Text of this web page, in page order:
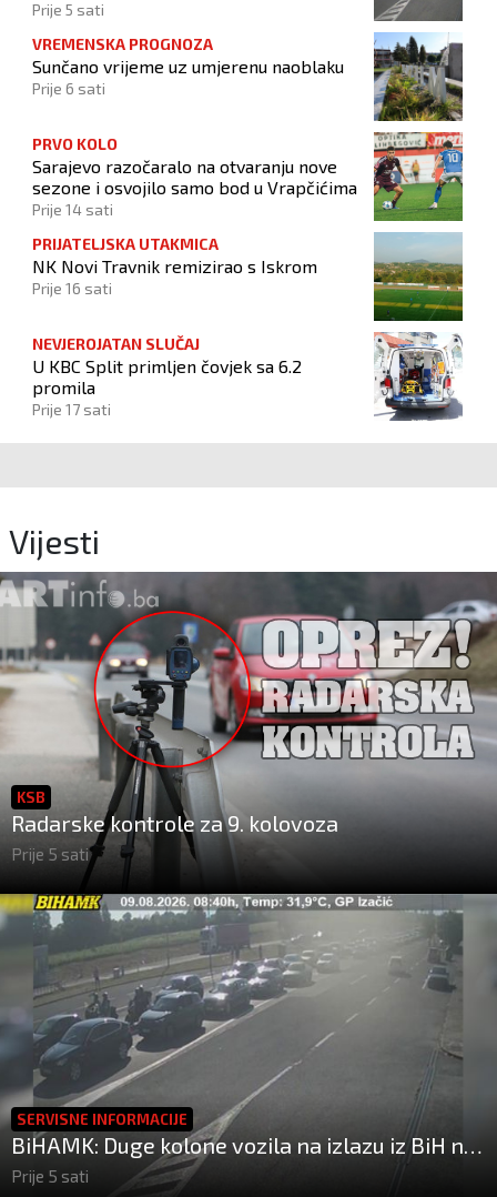
Prije 5 sati
VREMENSKA PROGNOZA
Sunčano vrijeme uz umjerenu naoblaku
Prije 6 sati
PRVO KOLO
Sarajevo razočaralo na otvaranju nove
sezone i osvojilo samo bod u Vrapčićima
Prije 14 sati
PRIJATELJSKA UTAKMICA
NK Novi Travnik remizirao s Iskrom
Prije 16 sati
NEVJEROJATAN SLUČAJ
U KBC Split primljen čovjek sa 6.2
promila
Prije 17 sati
Vijesti
KSB
Radarske kontrole za 9. kolovoza
Prije 5 sati
SERVISNE INFORMACIJE
BiHAMK: Duge kolone vozila na izlazu iz BiH na
graničnim prijelazima!
Prije 5 sati